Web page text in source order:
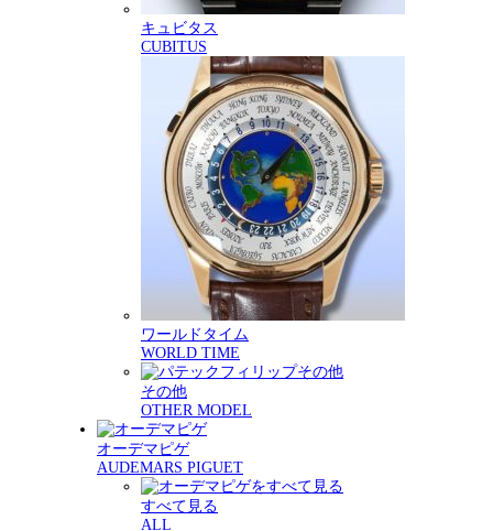
キュビタス
CUBITUS
ワールドタイム
WORLD TIME
その他
OTHER MODEL
オーデマピゲ
AUDEMARS PIGUET
すべて見る
ALL